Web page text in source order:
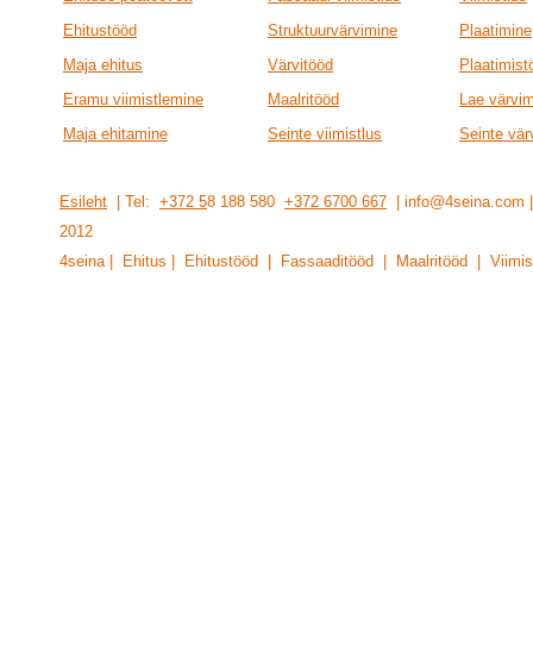
Ehitustööd
Struktuurvärvimine
Plaatimine
Maja ehitus
Värvitööd
Eramu viimistlemine
Maalritööd
Lae
Maja ehitamine
Seinte viimistlus Seinte
Esileht | Tel: +372 58 188 580 +372 6700 667 |
201 2
4seina | Ehitus | Ehitustööd | Fassaaditööd | Maalritööd |